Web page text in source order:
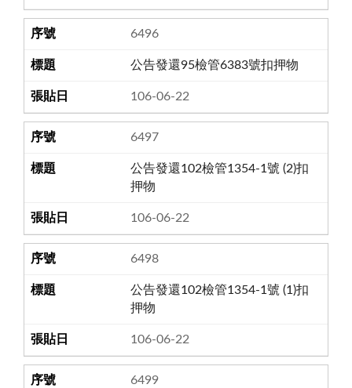
6496
公告發還95檢管6383號扣押物
106-06-22
6497
公告發還102檢管1354-1號 (2)扣
押物
106-06-22
6498
公告發還102檢管1354-1號 (1)扣
押物
106-06-22
6499